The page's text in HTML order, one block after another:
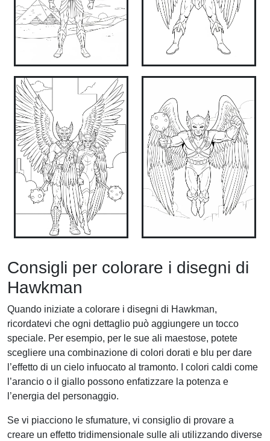
Consigli per colorare i disegni di
Hawkman
Quando iniziate a colorare i disegni di Hawkman,
ricordatevi che ogni dettaglio può aggiungere un tocco
speciale. Per esempio, per le sue ali maestose, potete
scegliere una combinazione di colori dorati e blu per dare
l’effetto di un cielo infuocato al tramonto. I colori caldi come
l’arancio o il giallo possono enfatizzare la potenza e
l’energia del personaggio.
Se vi piacciono le sfumature, vi consiglio di provare a
creare un effetto tridimensionale sulle ali utilizzando diverse